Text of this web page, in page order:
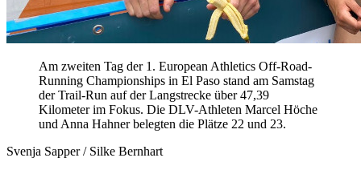
Am zweiten Tag der 1. European Athletics Off-Road-
Running Championships in El Paso stand am Samstag
der Trail-Run auf der Langstrecke über 47,39
Kilometer im Fokus. Die DLV-Athleten Marcel Höche
und Anna Hahner belegten die Plätze 22 und 23.
Svenja Sapper / Silke Bernhart